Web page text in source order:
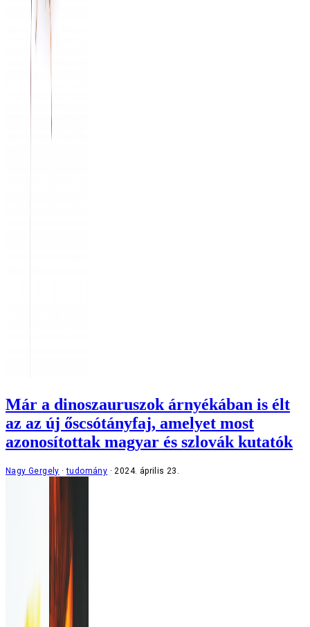
Már a dinoszauruszok árnyékában is élt
az az új őscsótányfaj, amelyet most
azonosítottak magyar és szlovák kutatók
Nagy Gergely tudomány 2024. április 23.